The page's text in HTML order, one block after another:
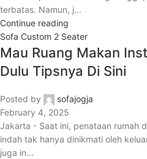
terbatas. Namun, j...
Continue reading
Sofa Custom 2 Seater
Mau Ruang Makan
Dulu Tipsnya Di Sini
Posted by
sofajogja
February 4, 2025
Jakarta - Saat ini, penataan rumah
indah tak hanya dinikmati oleh
juga in...